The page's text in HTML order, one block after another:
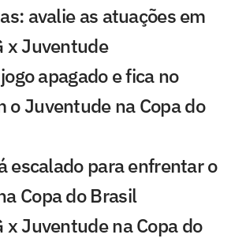
avalie as atuações em
x Juventude
apagado e fica no
o Juventude na Copa do
escalado para enfrentar o
Copa do Brasil
Juventude na Copa do